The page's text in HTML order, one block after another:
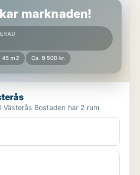
marknaden!
45 m2 Ca. 9 500 kr.
Lägenhet att hyra i Västerås Bostaden har 2 rum